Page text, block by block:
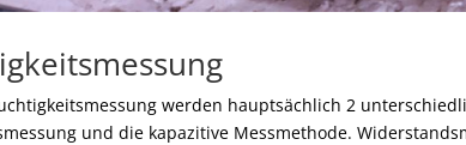
werden hauptsächlich 2
und die kapazitive Messmethode.